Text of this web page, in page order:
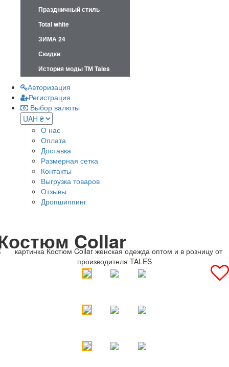
Праздничный стиль
Total white
ЗИМА 24
Скидки
История моды ТМ Tales
Авторизация
Регистрация
Выбор валюты
О нас
Оплата
Доставка
Размерная сетка
Контакты
Выгрузка товаров
Отзывы
Дропшиппинг
Collar